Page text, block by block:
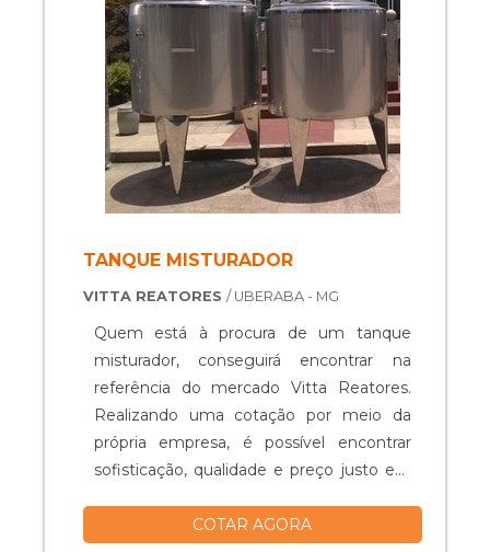
TANQUE MISTURADOR
VITTA REATORES / UBERABA - MG
Quem está à procura de um tanque
misturador, conseguirá encontrar na
referência do mercado Vitta Reatores.
Realizando uma cotação por meio da
própria empresa, é possível encontrar
sofisticação, qualidade e preço justo em
misturador, com os colaboradores da
COTAR AGORA